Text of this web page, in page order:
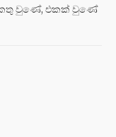
වුණේ, එකක් වුණේ